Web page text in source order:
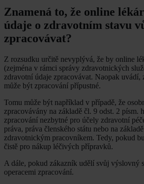
Znamená to, že online
údaje o zdravotním stavu
zpracovávat?
Z rozsudku určitě nevyplývá, že by online
(zejména v rámci správy zdravotnických
zdravotní údaje zpracovávat. Naopak
může být zpracování přípustné.
Tomu může být například v případě, že
zpracovávány na základě čl. 9 odst. 2 písm.
zpracování nezbytné pro účely zdravotní
práva, práva členského státu nebo na
zdravotnickým pracovníkem. Tedy, pokud
čistě pro nákup léčivých přípravků.
A dále, pokud zákazník udělí svůj výslovný
operacemi zpracování.